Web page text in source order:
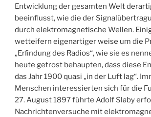
Entwicklung der gesamten Welt
beeinflusst, wie die der
durch elektromagnetische Wellen.
wetteifern eigenartiger weise um die
„Erﬁndung des Radios“, wie sie es
heute getrost behaupten, dass diese
das Jahr 1900 quasi „in der Luft lag“.
Menschen interessierten sich für die
27. August 1897 führte Adolf Slaby
Nachrichtenversuche mit